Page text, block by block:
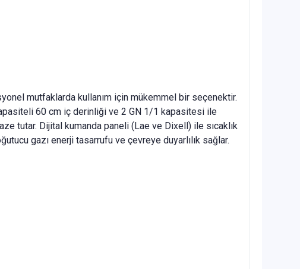
mutfaklarda kullanım için mükemmel bir seçenektir.
60 cm iç derinliği ve 2 GN 1/1 kapasitesi ile
tutar. Dijital kumanda paneli (Lae ve Dixell) ile sıcaklık
gazı enerji tasarrufu ve çevreye duyarlılık sağlar.